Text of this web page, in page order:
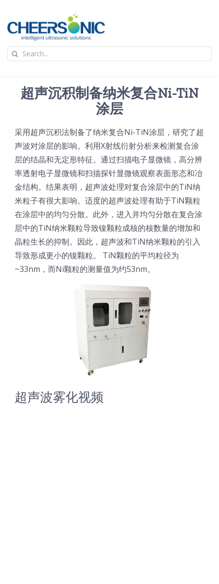
content
应用
超声波设备
技术及原理
氢能技术科普
光伏技术科普
锂电技术科普
超声波喷涂原理
新闻
联系我们
关于我们
Search
超声沉积制备纳米复合Ni-TiN
涂层
采用超声沉积法制备了纳米复合Ni-TiN涂层，研究了超
声波对涂层的影响。利用X射线衍射分析来检测复合涂
层的结晶和无定形特征。通过扫描电子显微镜，高分辨
率透射电子显微镜和扫描探针显微镜观察表面形态和冶
金结构。结果表明，超声波处理对复合涂层中的TiN纳
米粒子有很大影响。适度的超声波处理有助于TiN颗粒
在涂层中的均匀分散。此外，进入并均匀分散在复合涂
层中的TiN纳米颗粒导致镍颗粒成核的核数量的增加和
晶粒生长的抑制。因此，超声波和TiN纳米颗粒的引入
导致形成更小的镍颗粒。 TiN颗粒的平均粒径为
~33nm，而Ni颗粒的测量值为约53nm。
超声波雾化视频